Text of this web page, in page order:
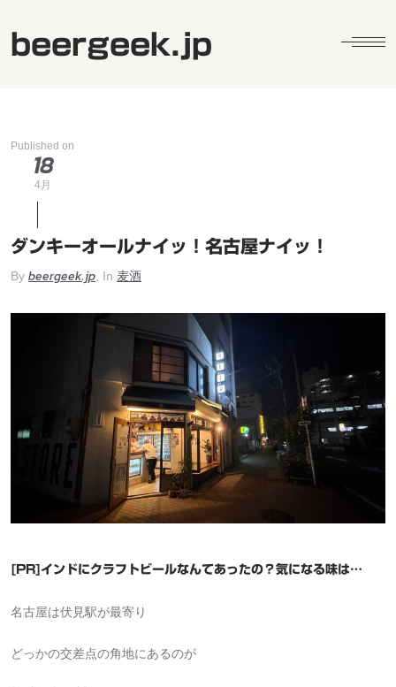
beergeek.jp
Published on
18
4月
ダンキーオールナイッ！名古屋ナイッ！
By beergeek.jp , In 麦酒
[PR]インドにクラフトビールなんてあったの？気になる味は…
名古屋は伏見駅が最寄り
どっかの交差点の角地にあるのが